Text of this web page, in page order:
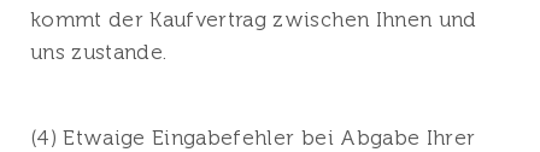
kommt der Kaufvertrag zwischen Ihnen und
uns zustande.
(4) Etwaige Eingabefehler bei Abgabe Ihrer